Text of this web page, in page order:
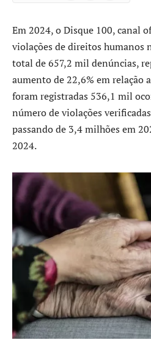
Em 2024, o Disque 100, canal
violações de direitos humanos
total de 657,2 mil denúncias,
aumento de 22,6% em relação
foram registradas 536,1 mil
número de violações
passando de 3,4 milhões em
2024.